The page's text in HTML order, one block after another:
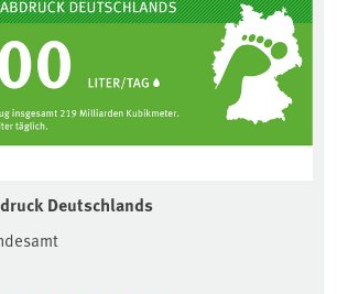
Deutschlands